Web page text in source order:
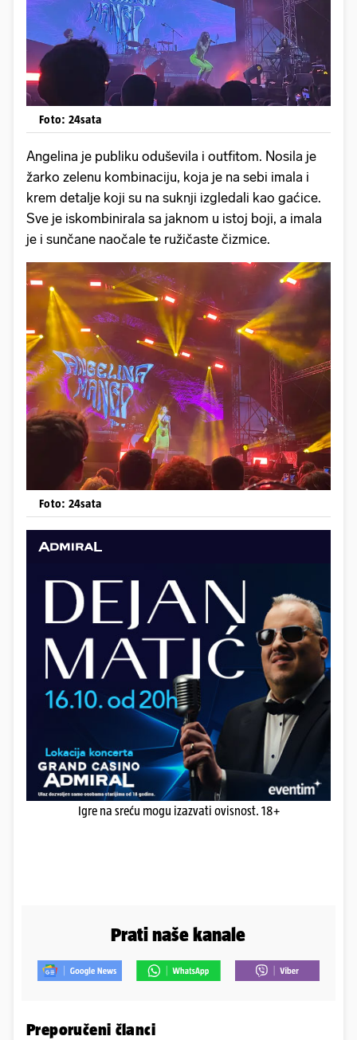
Foto: 24sata
Angelina je publiku oduševila i outfitom. Nosila je
žarko zelenu kombinaciju, koja je na sebi imala i
krem detalje koji su na suknji izgledali kao gaćice.
Sve je iskombinirala sa jaknom u istoj boji, a imala
je i sunčane naočale te ružičaste čizmice.
Foto: 24sata
Igre na sreću mogu izazvati ovisnost. 18+
Prati naše kanale
Preporučeni članci